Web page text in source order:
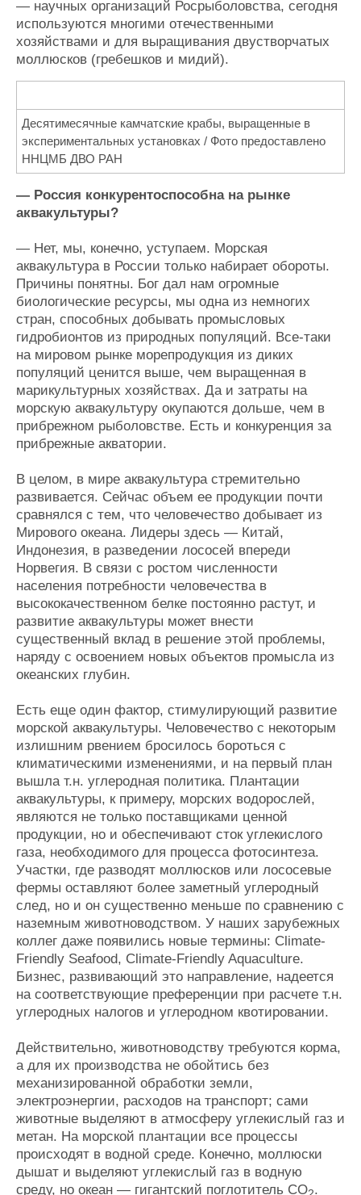
— научных организаций Росрыболовства, сегодня
используются многими отечественными
хозяйствами и для выращивания двустворчатых
моллюсков (гребешков и мидий).
Десятимесячные камчатские крабы, выращенные в
экспериментальных установках / Фото предоставлено
ННЦМБ ДВО РАН
— Россия конкурентоспособна на рынке
аквакультуры?
— Нет, мы, конечно, уступаем. Морская
аквакультура в России только набирает обороты.
Причины понятны. Бог дал нам огромные
биологические ресурсы, мы одна из немногих
стран, способных добывать промысловых
гидробионтов из природных популяций. Все-таки
на мировом рынке морепродукция из диких
популяций ценится выше, чем выращенная в
марикультурных хозяйствах. Да и затраты на
морскую аквакультуру окупаются дольше, чем в
прибрежном рыболовстве. Есть и конкуренция за
прибрежные акватории.
В целом, в мире аквакультура стремительно
развивается. Сейчас объем ее продукции почти
сравнялся с тем, что человечество добывает из
Мирового океана. Лидеры здесь — Китай,
Индонезия, в разведении лососей впереди
Норвегия. В связи с ростом численности
населения потребности человечества в
высококачественном белке постоянно растут, и
развитие аквакультуры может внести
существенный вклад в решение этой проблемы,
наряду с освоением новых объектов промысла из
океанских глубин.
Есть еще один фактор, стимулирующий развитие
морской аквакультуры. Человечество с некоторым
излишним рвением бросилось бороться с
климатическими изменениями, и на первый план
вышла т.н. углеродная политика. Плантации
аквакультуры, к примеру, морских водорослей,
являются не только поставщиками ценной
продукции, но и обеспечивают сток углекислого
газа, необходимого для процесса фотосинтеза.
Участки, где разводят моллюсков или лососевые
фермы оставляют более заметный углеродный
след, но и он существенно меньше по сравнению с
наземным животноводством. У наших зарубежных
коллег даже появились новые термины: Climate-
Friendly Seafood, Climate-Friendly Aquaculture.
Бизнес, развивающий это направление, надеется
на соответствующие преференции при расчете т.н.
углеродных налогов и углеродном квотировании.
Действительно, животноводству требуются корма,
а для их производства не обойтись без
механизированной обработки земли,
электроэнергии, расходов на транспорт; сами
животные выделяют в атмосферу углекислый газ и
метан. На морской плантации все процессы
происходят в водной среде. Конечно, моллюски
дышат и выделяют углекислый газ в водную
среду, но океан — гигантский поглотитель СО .